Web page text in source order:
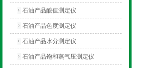
石油产品酸值测定仪
石油产品色度测定仪
石油产品水分测定仪
石油产品饱和蒸气压测定仪